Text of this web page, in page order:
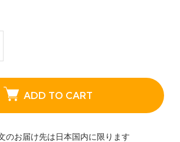
ADD TO CART
のお届け先は日本国内に限ります